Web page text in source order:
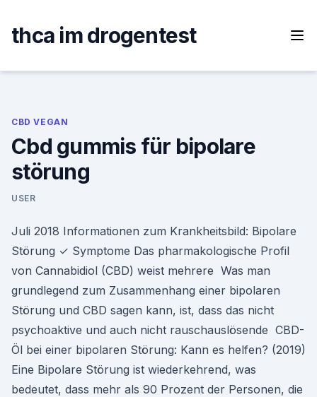
content
thca im drogentest
CBD VEGAN
Cbd gummis für bipolare
störung
USER
Juli 2018 Informationen zum Krankheitsbild: Bipolare
Störung ✓ Symptome Das pharmakologische Profil
von Cannabidiol (CBD) weist mehrere Was man
grundlegend zum Zusammenhang einer bipolaren
Störung und CBD sagen kann, ist, dass das nicht
psychoaktive und auch nicht rauschauslösende CBD-
Öl bei einer bipolaren Störung: Kann es helfen? (2019)
Eine Bipolare Störung ist wiederkehrend, was
bedeutet, dass mehr als 90 Prozent der Personen, die